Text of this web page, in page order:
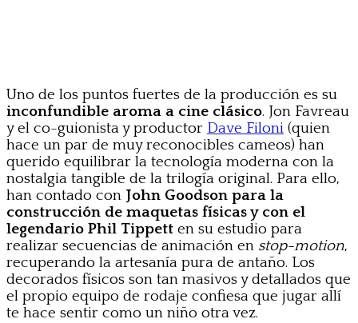
Uno de los puntos fuertes de la producción es su
inconfundible aroma a cine clásico. Jon Favreau
y el co-guionista y productor Dave Filoni (quien
hace un par de muy reconocibles cameos) han
querido equilibrar la tecnología moderna con la
nostalgia tangible de la trilogía original. Para ello,
han contado con John Goodson para la
construcción de maquetas físicas y con el
legendario Phil Tippett en su estudio para
realizar secuencias de animación en stop-motion,
recuperando la artesanía pura de antaño. Los
decorados físicos son tan masivos y detallados que
el propio equipo de rodaje confiesa que jugar allí
te hace sentir como un niño otra vez.